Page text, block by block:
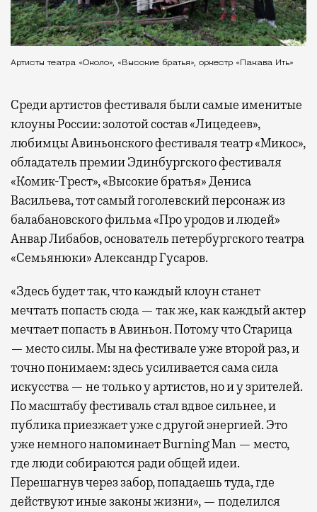
Артисты театра «Около», «Высокие братья», оркестр «Пакава Ить»
Среди артистов фестиваля были самые именитые
клоуны России: золотой состав «Лицедеев»,
любимцы Авиньонского фестиваля театр «Микос»,
обладатель премии Эдинбургского фестиваля
«Комик-Трест», «Высокие братья» Дениса
Васильева, тот самый гоголевский персонаж из
балабановского фильма «Про уродов и людей»
Анвар Либабов, основатель петербургского театра
«Семьянюки» Александр Гусаров.
«Здесь будет так, что каждый клоун станет
мечтать попасть сюда — так же, как каждый актер
мечтает попасть в Авиньон. Потому что Старица
— место силы. Мы на фестивале уже второй раз, и
точно понимаем: здесь усиливается сама сила
искусства — не только у артистов, но и у зрителей.
По масштабу фестиваль стал вдвое сильнее, и
публика приезжает уже с другой энергией. Это
уже немного напоминает Burning Man — место,
где люди собираются ради общей идеи.
Перешагнув через забор, попадаешь туда, где
действуют иные законы жизни», — поделился